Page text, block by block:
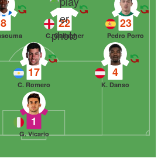
1
G. Vicario
17
C. Romero
4
K. Danso
8 22
C. Gallagher
23
Pedro Porro